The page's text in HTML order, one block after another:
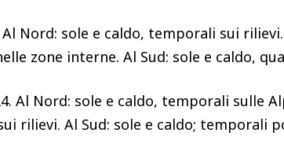
Nord: sole e caldo, temporali sui
zone interne. Al Sud: sole e caldo,
Al Nord: sole e caldo, temporali sulle
rilievi. Al Sud: sole e caldo; temporali